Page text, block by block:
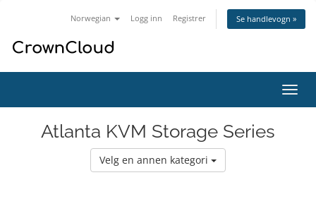
Norwegian Logg inn Registrer Se handlevogn »
Bytt
Atlanta KVM Storage Series
Velg en annen kategori